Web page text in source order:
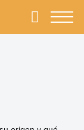
Primary